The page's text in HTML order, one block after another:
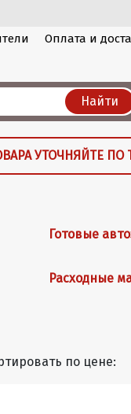
Оплата и
Найти
УТОЧНЯЙТЕ ПО
Готовые
Расходные
по цене: